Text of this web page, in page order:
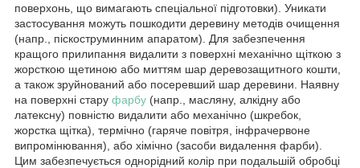
поверхонь, що вимагають спеціальної підготовки). Уникати
застосування можуть пошкодити деревину методів очищення
(напр., піскоструминним апаратом). Для забезпечення
кращого прилипання видалити з поверхні механічно щіткою з
жорсткою щетиною або миттям шар деревозащитного кошти,
а також зруйнований або посеревший шар деревини. Наявну
на поверхні стару фарбу (напр., масляну, алкідну або
латексну) повністю видалити або механічно (шкребок,
жорстка щітка), термічно (гаряче повітря, інфрачервоне
випромінювання), або хімічно (засоби видалення фарби).
Цим забезпечується однорідний колір при подальшій обробці